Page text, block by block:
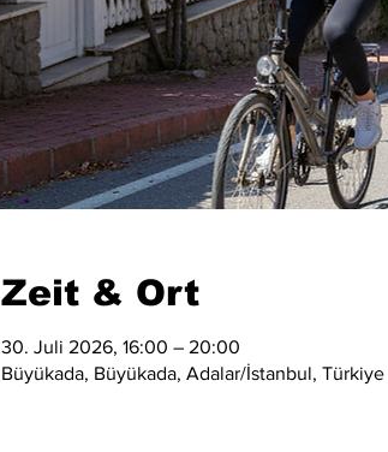
Zeit & Ort
30. Juli 2026, 16:00 – 20:00
Büyükada, Büyükada, Adalar/İstanbul, Türkiye